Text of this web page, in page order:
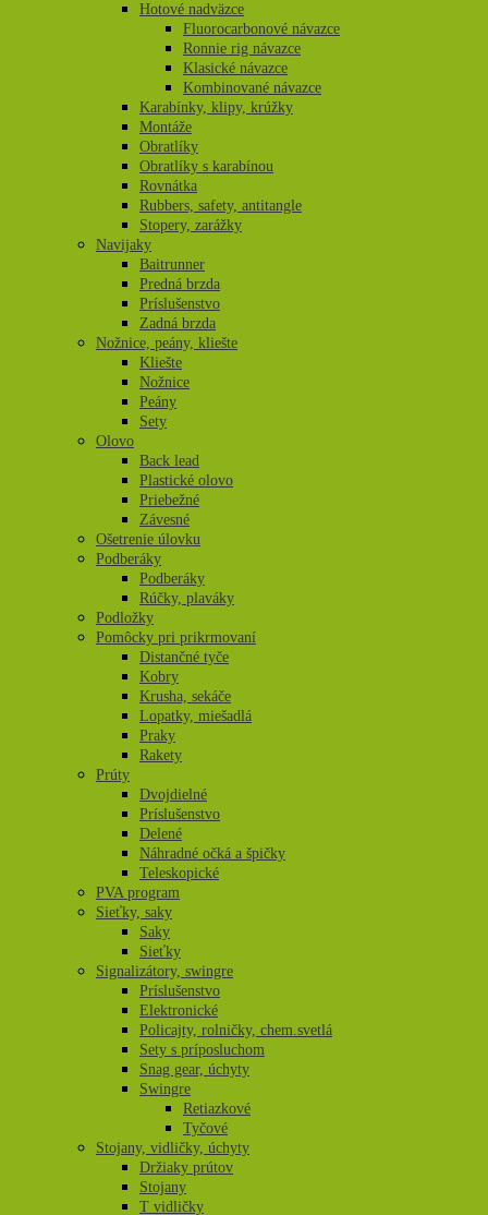
Hotové nadväzce
Fluorocarbonové návazce
Ronnie rig návazce
Klasické návazce
Kombinované návazce
Karabínky, klipy, krúžky
Montáže
Obratlíky
Obratlíky s karabínou
Rovnátka
Rubbers, safety, antitangle
Stopery, zarážky
Navijaky
Baitrunner
Predná brzda
Príslušenstvo
Zadná brzda
Nožnice, peány, kliešte
Kliešte
Nožnice
Peány
Sety
Olovo
Back lead
Plastické olovo
Priebežné
Závesné
Ošetrenie úlovku
Podberáky
Podberáky
Rúčky, plaváky
Podložky
Pomôcky pri prikrmovaní
Distančné tyče
Kobry
Krusha, sekáče
Lopatky, miešadlá
Praky
Rakety
Prúty
Dvojdielné
Príslušenstvo
Delené
Náhradné očká a špičky
Teleskopické
PVA program
Sieťky, saky
Saky
Sieťky
Signalizátory, swingre
Príslušenstvo
Elektronické
Policajty, rolničky, chem.svetlá
Sety s príposluchom
Snag gear, úchyty
Swingre
Retiazkové
Tyčové
Stojany, vidličky, úchyty
Držiaky prútov
Stojany
T vidličky